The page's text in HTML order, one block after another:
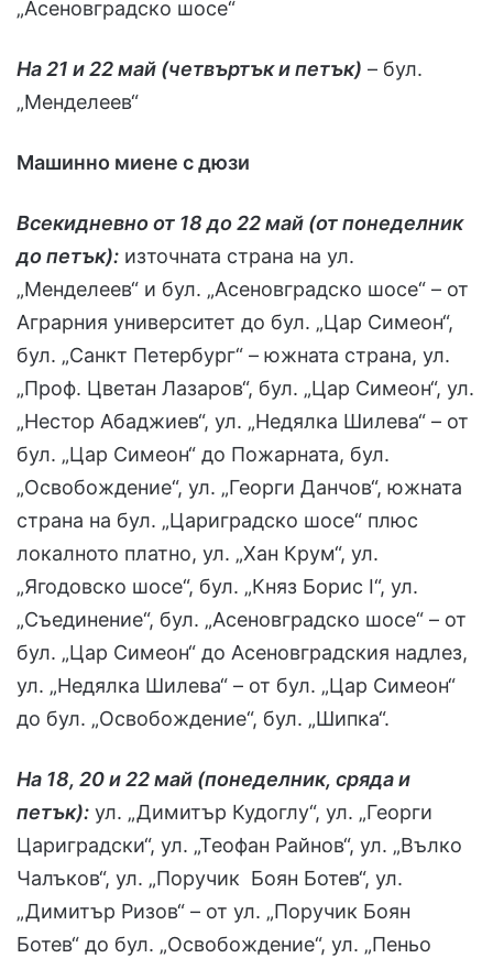
„Асеновградско шосе“
На 21 и 22 май (четвъртък и петък) – бул.
„Менделеев“
Машинно миене с дюзи
Всекидневно от 18 до 22 май (от понеделник
до петък): източната страна на ул.
„Менделеев“ и бул. „Асеновградско шосе“ – от
Аграрния университет до бул. „Цар Симеон“,
бул. „Санкт Петербург“ – южната страна, ул.
„Проф. Цветан Лазаров“, бул. „Цар Симеон“, ул.
„Нестор Абаджиев“, ул. „Недялка Шилева“ – от
бул. „Цар Симеон“ до Пожарната, бул.
„Освобождение“, ул. „Георги Данчов“, южната
страна на бул. „Цариградско шосе“ плюс
локалното платно, ул. „Хан Крум“, ул.
„Ягодовско шосе“, бул. „Княз Борис I“, ул.
„Съединение“, бул. „Асеновградско шосе“ – от
бул. „Цар Симеон“ до Асеновградския надлез,
ул. „Недялка Шилева“ – от бул. „Цар Симеон“
до бул. „Освобождение“, бул. „Шипка“.
На 18, 20 и 22 май (понеделник, сряда и
петък): ул. „Димитър Кудоглу“, ул. „Георги
Цариградски“, ул. „Теофан Райнов“, ул. „Вълко
Чалъков“, ул. „Поручик Боян Ботев“, ул.
„Димитър Ризов“ – от ул. „Поручик Боян
Ботев“ до бул. „Освобождение“, ул. „Пеньо